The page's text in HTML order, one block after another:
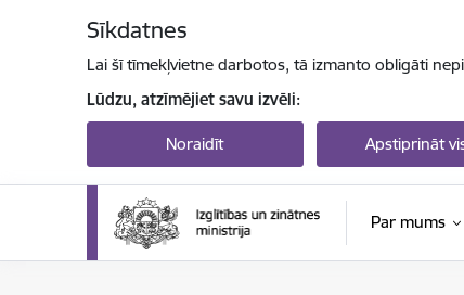
Sīkdatnes
Lai šī tīmekļvietne darbotos, tā izmanto obligāti
Lūdzu, atzīmējiet savu izvēli:
Noraidīt Apstiprināt
Par mums